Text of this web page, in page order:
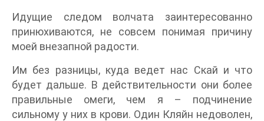
Идущие следом волчата заинтересованно
принюхиваются, не совсем понимая причину
моей внезапной радости.
Им без разницы, куда ведет нас Скай и что
будет дальше. В действительности они более
правильные омеги, чем я – подчинение
сильному у них в крови. Один Кляйн недоволен,